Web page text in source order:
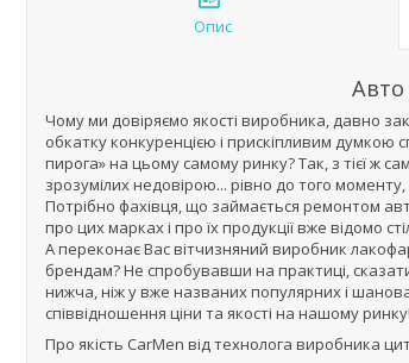
Опис
Авто
Чому ми довіряємо якості виробника, давно
обкатку конкуренцією і прискіпливим
пирога» на цьому самому ринку? Так, з тієї ж
зрозумілих недовірою... рівно до того
Потрібно фахівця, що займається ремонтом
про цих марках і про їх продукції вже відомо
А переконає Вас вітчизняний виробник
брендам? Не спробувавши на практиці,
нижча, ніж у вже названих популярних і
співвідношення ціни та якості на нашому ринку!
Про якість CarMen від технолога виробника